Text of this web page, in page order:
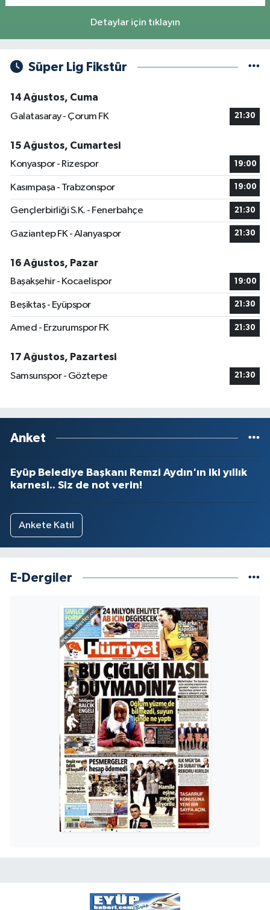
Detaylar için tıklayın
Süper Lig Fikstür
14 Ağustos, Cuma
Galatasaray - Çorum FK
21:30
15 Ağustos, Cumartesi
Konyaspor - Rizespor
19:00
Kasımpaşa - Trabzonspor 19:00
Gençlerbirliği S.K. - Fenerbahçe 21:30
Gaziantep FK - Alanyaspor 21:30
16 Ağustos, Pazar
Başakşehir - Kocaelispor
19:00
Beşiktaş - Eyüpspor 21:30
Amed - Erzurumspor FK 21:30
17 Ağustos, Pazartesi
Samsunspor - Göztepe
21:30
Anket
Eyüp Belediye Başkanı Remzi Aydın'ın iki yıllık
karnesi.. Siz de not verin!
Ankete Katıl
E-Dergiler